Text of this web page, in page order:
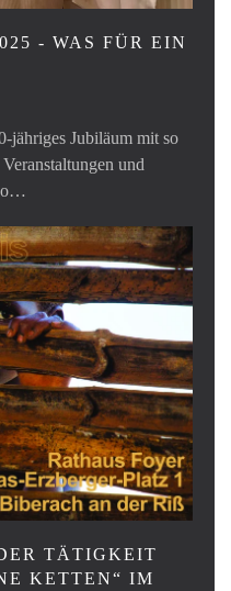
- WAS FÜR EIN
jähriges Jubiläum mit so
und
TÄTIGKEIT
KETTEN“ IM